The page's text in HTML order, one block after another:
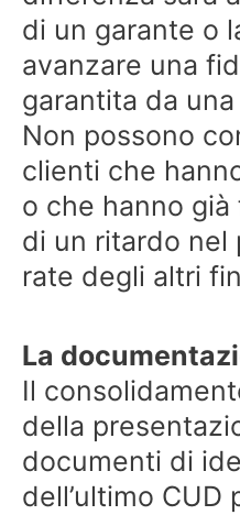
di un garante o
avanzare una
garantita da
Non possono
clienti che
o che hanno
di un ritardo nel
rate degli altri
La
Il
della
documenti di
dell’ultimo CUD